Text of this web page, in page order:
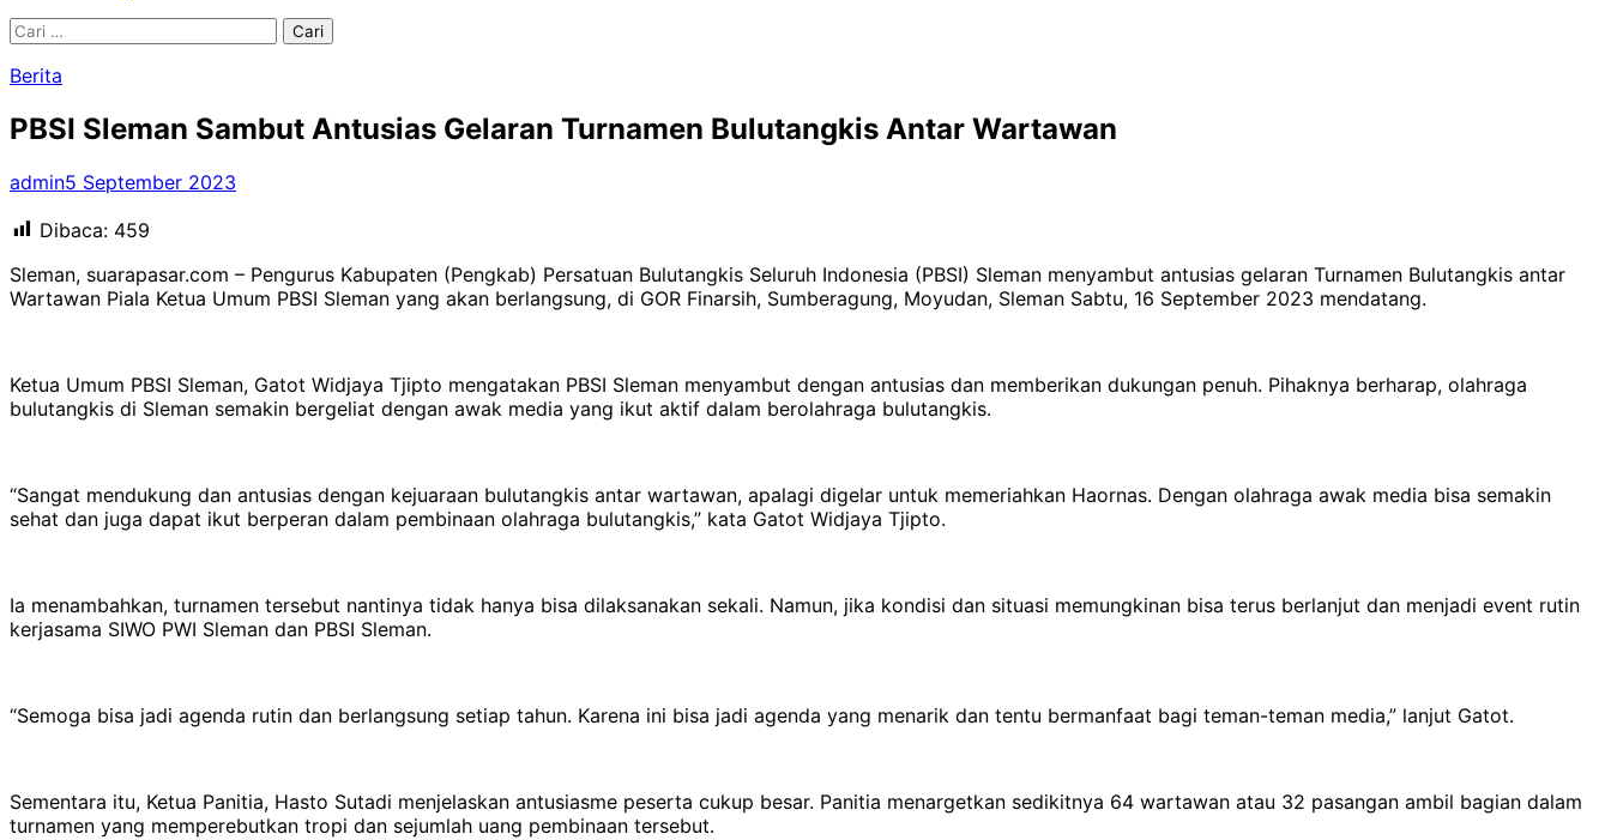
Cari
Berita
PBSI Sleman Sambut Antusias Gelaran Turnamen Bulutangkis Antar Wartawan
admin5 September 2023
Dibaca: 459
Sleman, suarapasar.com – Pengurus Kabupaten (Pengkab) Persatuan Bulutangkis Seluruh Indonesia (PBSI) Sleman menyambut antusias gelaran Turnamen Bulutangkis antar
Wartawan Piala Ketua Umum PBSI Sleman yang akan berlangsung, di GOR Finarsih, Sumberagung, Moyudan, Sleman Sabtu, 16 September 2023 mendatang.
Ketua Umum PBSI Sleman, Gatot Widjaya Tjipto mengatakan PBSI Sleman menyambut dengan antusias dan memberikan dukungan penuh. Pihaknya berharap, olahraga
bulutangkis di Sleman semakin bergeliat dengan awak media yang ikut aktif dalam berolahraga bulutangkis.
“Sangat mendukung dan antusias dengan kejuaraan bulutangkis antar wartawan, apalagi digelar untuk memeriahkan Haornas. Dengan olahraga awak media bisa semakin
sehat dan juga dapat ikut berperan dalam pembinaan olahraga bulutangkis,” kata Gatot Widjaya Tjipto.
Ia menambahkan, turnamen tersebut nantinya tidak hanya bisa dilaksanakan sekali. Namun, jika kondisi dan situasi memungkinan bisa terus berlanjut dan menjadi event rutin
kerjasama SIWO PWI Sleman dan PBSI Sleman.
“Semoga bisa jadi agenda rutin dan berlangsung setiap tahun. Karena ini bisa jadi agenda yang menarik dan tentu bermanfaat bagi teman-teman media,” lanjut Gatot.
Sementara itu, Ketua Panitia, Hasto Sutadi menjelaskan antusiasme peserta cukup besar. Panitia menargetkan sedikitnya 64 wartawan atau 32 pasangan ambil bagian dalam
turnamen yang memperebutkan tropi dan sejumlah uang pembinaan tersebut.